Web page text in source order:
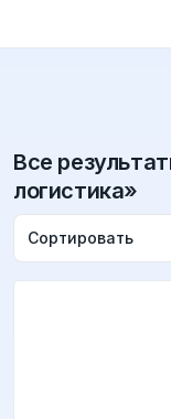
Все
логистика»